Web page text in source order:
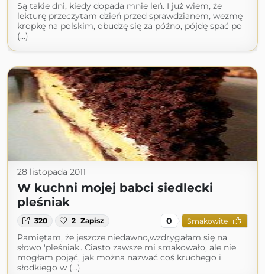
Są takie dni, kiedy dopada mnie leń. I już wiem, że
lekturę przeczytam dzień przed sprawdzianem, wezmę
kropkę na polskim, obudzę się za późno, pójdę spać po
(...)
28 listopada 2011
W kuchni mojej babci siedlecki
pleśniak
320 2 Zapisz 0 Smakowite
Pamiętam, że jeszcze niedawno,wzdrygałam się na
słowo 'pleśniak'. Ciasto zawsze mi smakowało, ale nie
mogłam pojąć, jak można nazwać coś kruchego i
słodkiego w (...)